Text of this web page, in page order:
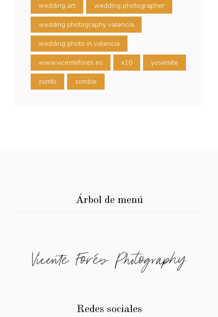
wedding art wedding photographer
wedding photography valencia
wedding photo in valencia
www.vicentefores.es x10 yosemite
zombi zombie
Árbol de menú
Vicente Forés Photography
Redes sociales